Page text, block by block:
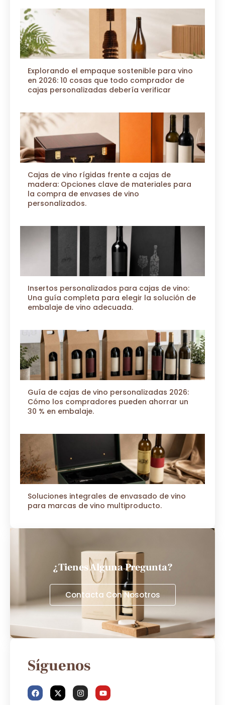
Explorando el empaque sostenible para vino
en 2026: 10 cosas que todo comprador de
cajas personalizadas debería verificar
Cajas de vino rígidas frente a cajas de
madera: Opciones clave de materiales para
la compra de envases de vino
personalizados.
Insertos personalizados para cajas de vino:
Una guía completa para elegir la solución de
embalaje de vino adecuada.
Guía de cajas de vino personalizadas 2026:
Cómo los compradores pueden ahorrar un
30 % en embalaje.
Soluciones integrales de envasado de vino
para marcas de vino multiproducto.
¿Tienes Alguna Pregunta?
Contacta Con Nosotros
Síguenos